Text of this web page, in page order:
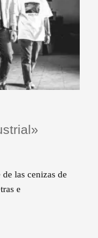
las cenizas de
e